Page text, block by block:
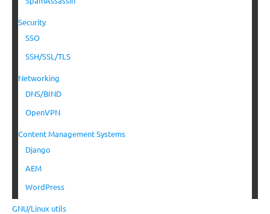
Security
SSO
SSH/SSL/TLS
Networking
DNS/BIND
OpenVPN
Content Management Systems
Django
AEM
WordPress
GNU/Linux utils